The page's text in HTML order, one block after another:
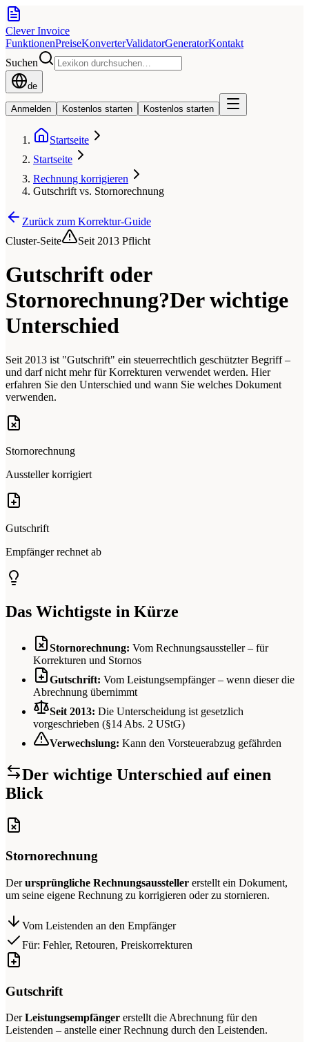
Clever Invoice
FunktionenPreiseKonverterValidatorGeneratorKontakt
Suchen
de
Anmelden Kostenlos starten Kostenlos starten
Startseite
Startseite
Rechnung korrigieren
Gutschrift vs. Stornorechnung
Zurück zum Korrektur-Guide
Cluster-Seite
Seit 2013 Pflicht
Gutschrift oder
Stornorechnung?Der wichtige
Unterschied
Seit 2013 ist "Gutschrift" ein steuerrechtlich geschützter Begriff –
und darf nicht mehr für Korrekturen verwendet werden. Hier
erfahren Sie den Unterschied und wann Sie welches Dokument
verwenden.
Stornorechnung
Aussteller korrigiert
Gutschrift
Empfänger rechnet ab
Das Wichtigste in Kürze
Stornorechnung: Vom Rechnungsaussteller – für
Korrekturen und Stornos
Gutschrift: Vom Leistungsempfänger – wenn dieser die
Abrechnung übernimmt
Seit 2013: Die Unterscheidung ist gesetzlich
vorgeschrieben (§14 Abs. 2 UStG)
Verwechslung: Kann den Vorsteuerabzug gefährden
Der wichtige Unterschied auf einen
Blick
Stornorechnung
Derursprüngliche Rechnungsaussteller erstellt ein Dokument,
um seine eigene Rechnung zu korrigieren oder zu stornieren.
Vom Leistenden an den Empfänger
Für: Fehler, Retouren, Preiskorrekturen
Gutschrift
DerLeistungsempfänger erstellt die Abrechnung für den
Leistenden – anstelle einer Rechnung durch den Leistenden.